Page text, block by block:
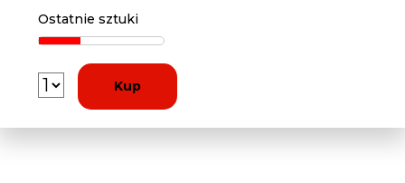
Ostatnie sztuki
Kup